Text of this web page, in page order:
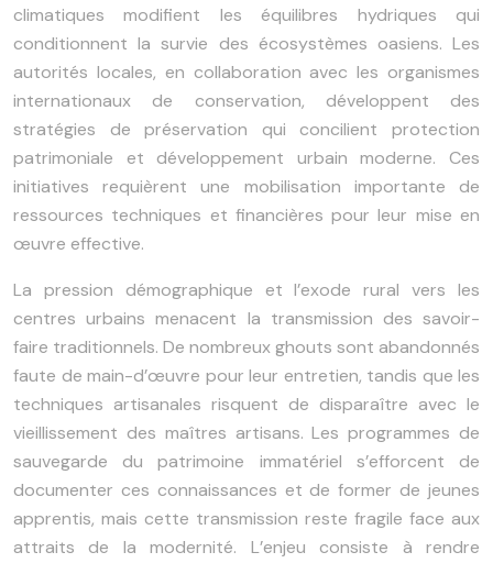
climatiques modifient les équilibres hydriques qui
conditionnent la survie des écosystèmes oasiens. Les
autorités locales, en collaboration avec les organismes
internationaux de conservation, développent des
stratégies de préservation qui concilient protection
patrimoniale et développement urbain moderne. Ces
initiatives requièrent une mobilisation importante de
ressources techniques et financières pour leur mise en
œuvre effective.
La pression démographique et l’exode rural vers les
centres urbains menacent la transmission des savoir-
faire traditionnels. De nombreux ghouts sont abandonnés
faute de main-d’œuvre pour leur entretien, tandis que les
techniques artisanales risquent de disparaître avec le
vieillissement des maîtres artisans. Les programmes de
sauvegarde du patrimoine immatériel s’efforcent de
documenter ces connaissances et de former de jeunes
apprentis, mais cette transmission reste fragile face aux
attraits de la modernité. L’enjeu consiste à rendre